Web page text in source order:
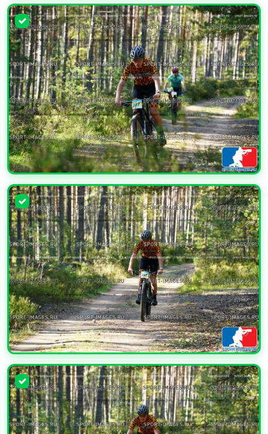
УВЕЛИЧИТЬ
УВЕЛИЧИТЬ
УВЕЛИЧИТЬ